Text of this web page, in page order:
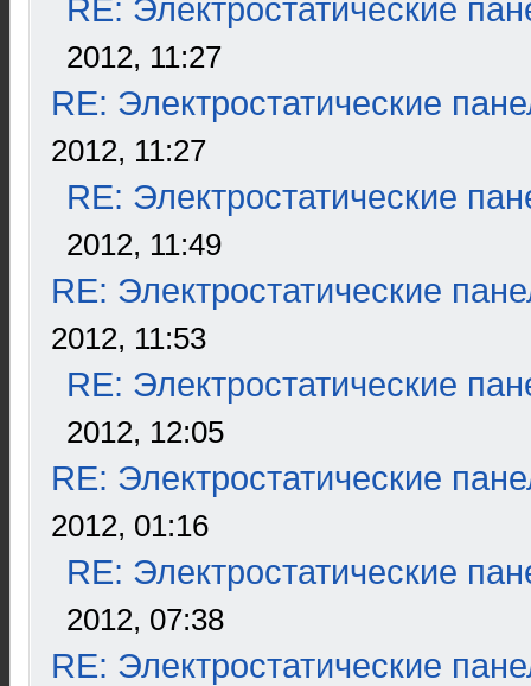
RE: Электростатические
2012, 11:27
RE: Электростатические
2012, 11:27
RE: Электростатические
2012, 11:49
RE: Электростатические
2012, 11:53
RE: Электростатические
2012, 12:05
RE: Электростатические
2012, 01:16
RE: Электростатические
2012, 07:38
RE: Электростатические